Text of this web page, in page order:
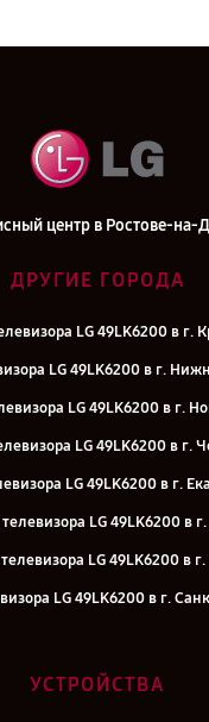
центр в Ростове-на-
ДРУГИЕ ГОРОДА
LG 49LK6200 в г.
LG 49LK6200 в г.
LG 49LK6200 в г.
LG 49LK6200 в г.
LG 49LK6200 в г.
LG 49LK6200 в
LG 49LK6200 в
LG 49LK6200 в г.
УСТРОЙСТВА